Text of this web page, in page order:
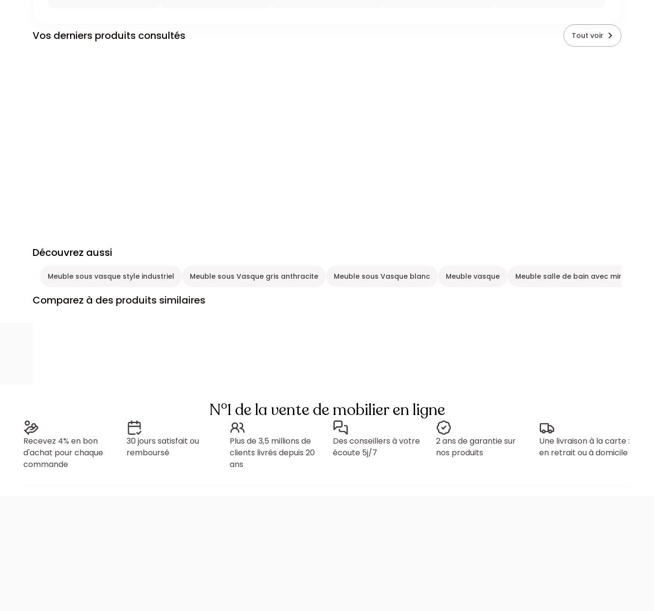
Vos derniers produits consultés Tout voir
Découvrez aussi
Meuble sous vasque style industriel Meuble sous Vasque gris anthracite Meuble sous Vasque blanc Meuble vasque Meuble salle de bain avec miroir
Comparez à des produits similaires
N°1 de la vente de mobilier en ligne
Recevez 4% en bon
d'achat pour chaque
commande
30 jours satisfait ou
remboursé
Plus de 3,5 millions de
clients livrés depuis 20
ans
Des conseillers à votre
écoute 5j/7
2 ans de garantie sur
nos produits
Une livraison à la carte :
en retrait ou à domicile